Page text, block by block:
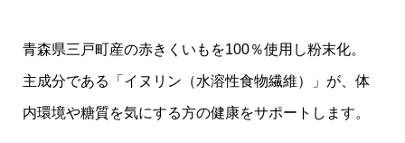
青森県三戸町産の赤きくいもを100％使用し粉末化。
主成分である「イヌリン（水溶性食物繊維）」が、体
内環境や糖質を気にする方の健康をサポートします。